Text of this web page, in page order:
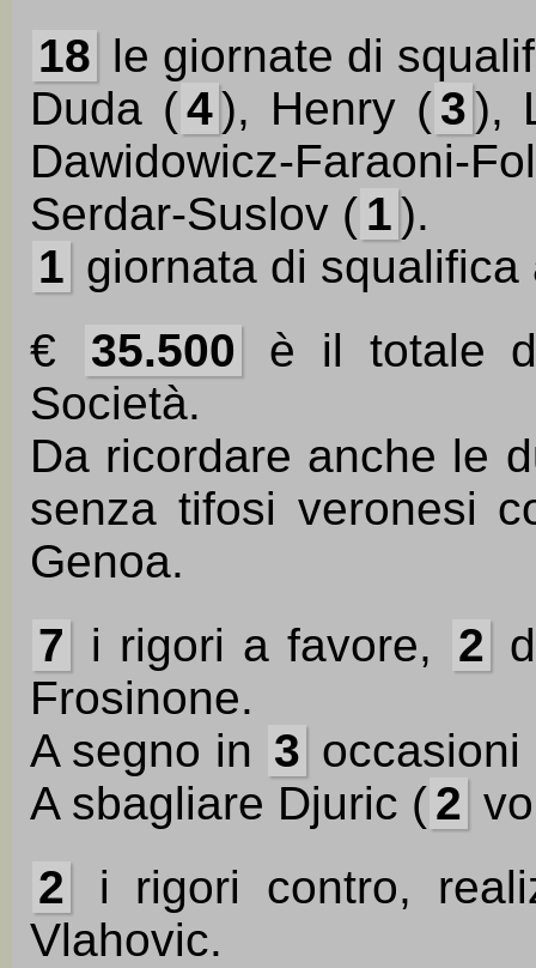
18 le giornate di
Duda (4), Henry (3),
Dawidowicz-Faraoni-
Serdar-Suslov ( 1).
1 giornata di
€
35.500
è il totale
Società.
Da ricordare anche le
senza tifosi veronesi
Genoa.
7
i rigori a favore, 2
Frosinone.
A segno in 3 occasioni
A sbagliare Djuric (2
2
i rigori contro,
Vlahovic.